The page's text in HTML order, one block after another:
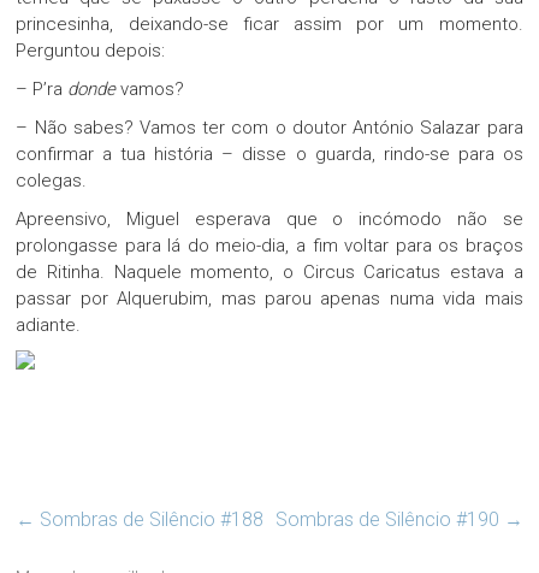
princesinha, deixando-se ficar assim por um momento.
Perguntou depois:
– P’ra dondevamos?
– Não sabes? Vamos ter com o doutor António Salazar para
confirmar a tua história – disse o guarda, rindo-se para os
colegas.
Apreensivo, Miguel esperava que o incómodo não se
prolongasse para lá do meio-dia, a fim voltar para os braços
de Ritinha. Naquele momento, o Circus Caricatus estava a
passar por Alquerubim, mas parou apenas numa vida mais
adiante.
← Sombras de Silêncio #188 Sombras de Silêncio #190 →